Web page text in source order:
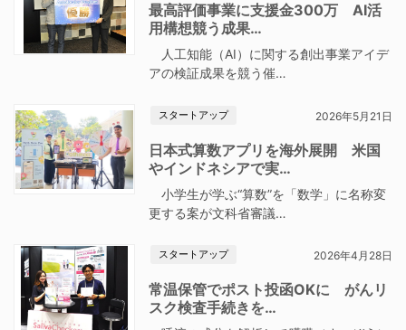
最高評価事業に支援金300万 AI活
用構想競う成果…
人工知能（AI）に関する創出事業アイデ
アの検証成果を競う催…
スタートアップ 2026年5月21日
日本式算数アプリを海外展開 米国
やインドネシアで実…
小学生が学ぶ“算数”を「数学」に名称変
更する案が文科省審議…
スタートアップ 2026年4月28日
常温保管でポスト投函OKに がんリ
スク検査手続きを…